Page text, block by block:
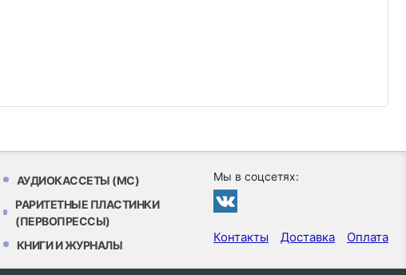
АУДИОКАССЕТЫ (MC)
РАРИТЕТНЫЕ ПЛАСТИНКИ
(ПЕРВОПРЕССЫ)
КНИГИ И ЖУРНАЛЫ
Мы в соцсетях:
Контакты Доставка Оплата